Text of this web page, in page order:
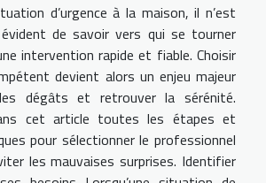
d’urgence à la maison, il n’est
de savoir vers qui se tourner
intervention rapide et fiable. Choisir
devient alors un enjeu majeur
dégâts et retrouver la sérénité.
cet article toutes les étapes et
pour sélectionner le professionnel
les mauvaises surprises. Identifier